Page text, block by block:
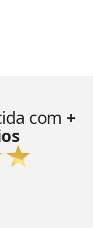
com +